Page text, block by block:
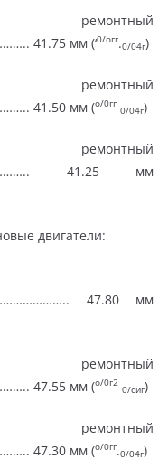
41.75 мм (‘0/огг.0/04г)
41.50 мм (о/0гг
0/04г)
41.25 мм
двигатели:
47.80 мм
47.55 мм (о/0г2
0/сиг)
47.30 мм (о/0гг.0/04г)